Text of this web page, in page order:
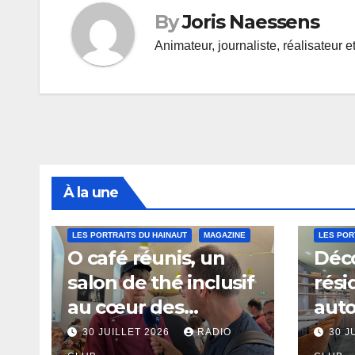
ByJoris Naessens
Animateur, journaliste, réalisateur
À la une
LES PORTRAITS DU HAINAUT MAGAZINE
O café réunis, un
salon de thé inclusif
au cœur des
thermes de Saint-
30 JUILLET 2026 RADIO
LES
à 30